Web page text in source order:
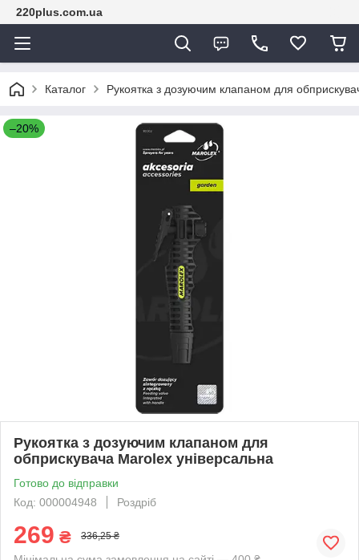
220plus.com.ua
Каталог Рукоятка з дозуючим клапаном для
–20%
Рукоятка з дозуючим клапаном для
обприскувача Marolex універсальна
Готово до відправки
Код: 000004948
Роздріб
269 ₴ 336,25 ₴